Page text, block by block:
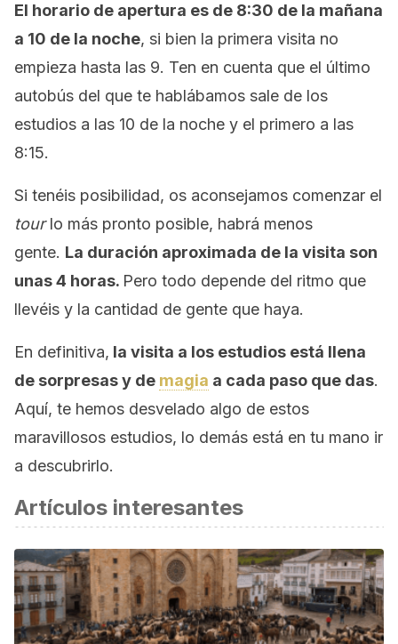
El horario de apertura es de 8:30 de la mañana
a 10 de la noche, si bien la primera visita no
empieza hasta las 9. Ten en cuenta que el último
autobús del que te hablábamos sale de los
estudios a las 10 de la noche y el primero a las
8:15.
Si tenéis posibilidad, os aconsejamos comenzar el
tourlo más pronto posible, habrá menos
gente. La duración aproximada de la visita son
unas 4 horas. Pero todo depende del ritmo que
llevéis y la cantidad de gente que haya.
En definitiva, la visita a los estudios está llena
de sorpresas y de magia a cada paso que das.
Aquí, te hemos desvelado algo de estos
maravillosos estudios, lo demás está en tu mano ir
a descubrirlo.
Artículos interesantes